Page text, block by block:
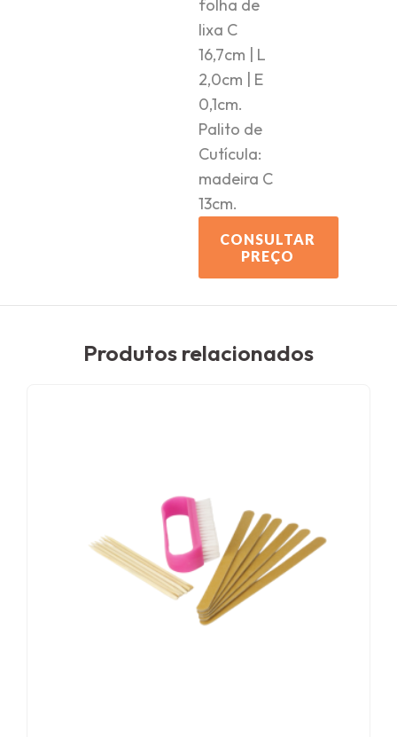
folha de
lixa C
16,7cm | L
2,0cm | E
0,1cm.
Palito de
Cutícula:
madeira C
13cm.
CONSULTAR
PREÇO
Produtos relacionados